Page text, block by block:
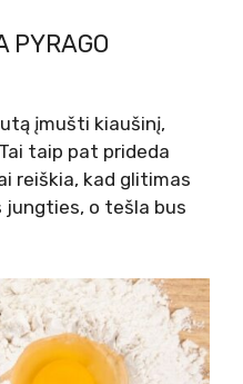
PYRAGO
įmušti kiaušinį,
taip pat prideda
reiškia, kad glitimas
o tešla bus